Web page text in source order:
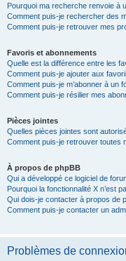
Pourquoi ma recherche renvoie à
Comment puis-je rechercher des
Comment puis-je retrouver mes
Favoris et abonnements
Quelle est la différence entre les
Comment puis-je ajouter aux
Comment puis-je m’abonner à un
Comment puis-je résilier mes
Pièces jointes
Quelles pièces jointes sont
Comment puis-je retrouver toutes
À propos de phpBB
Qui a développé ce logiciel de
Pourquoi la fonctionnalité X n’est
Qui dois-je contacter à propos de
Comment puis-je contacter un
Problèmes de